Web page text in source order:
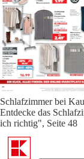
Schlafzimmer bei
Entdecke das
ich richtig", Seite 48